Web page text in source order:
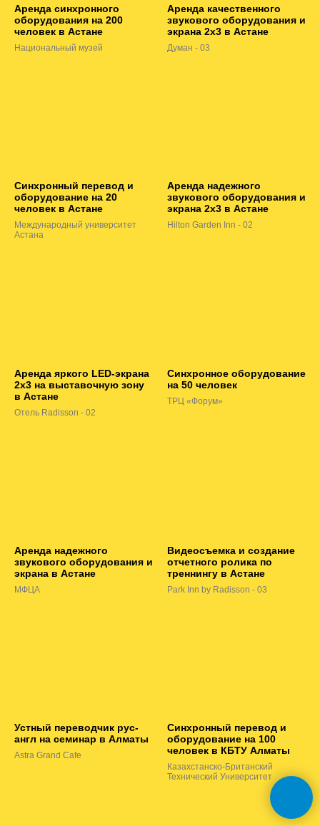
Аренда синхронного
оборудования на 200
человек в Астане
Национальный музей
Аренда качественного
звукового оборудования и
экрана 2х3 в Астане
Думан - 03
Синхронный перевод и
оборудование на 20
человек в Астане
Международный университет
Астана
Аренда надежного
звукового оборудования и
экрана 2х3 в Астане
Hilton Garden Inn - 02
Аренда яркого LED-экрана
2х3 на выставочную зону
в Астане
Отель Radisson - 02
Синхронное оборудование
на 50 человек
ТРЦ «Форум»
Аренда надежного
звукового оборудования и
экрана в Астане
МФЦА
Видеосъемка и создание
отчетного ролика по
треннингу в Астане
Park Inn by Radisson - 03
Устный переводчик рус-
англ на семинар в Алматы
Astra Grand Cafe
Синхронный перевод и
оборудование на 100
человек в КБТУ Алматы
Казахстанско-Британский
Технический Университет